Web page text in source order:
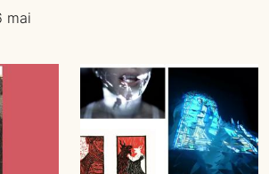
mai